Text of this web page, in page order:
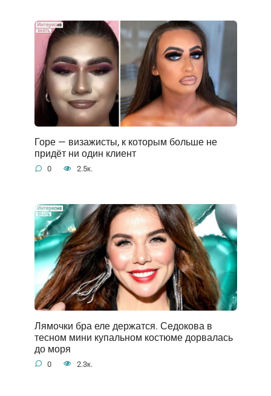
Горе — визажисты, к которым больше не
придёт ни один клиент
0 2.5к.
Лямочки бра еле держатся. Седокова в
тесном мини купальном костюме дорвалась
до моря
0 2.3к.